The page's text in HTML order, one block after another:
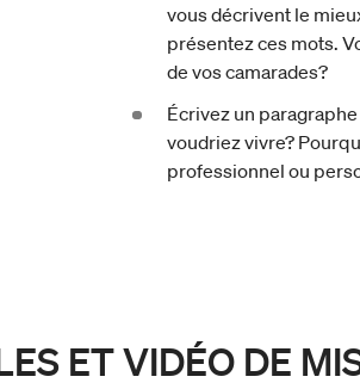
vous décrivent le
présentez ces mots.
de vos camarades?
Écrivez un
voudriez vivre?
professionnel ou
ET VIDÉO DE